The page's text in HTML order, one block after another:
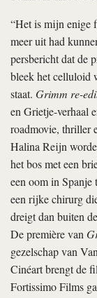
“Het is mijn enige
meer uit had
persbericht dat de
bleek het celluloid
staat. Grimm re-
en Grietje-verhaal
roadmovie, thriller
Halina Reijn
het bos met een
een oom in
een rijke chirurg
dreigt dan buiten
De première van
gezelschap van
Cinéart brengt de
Fortissimo Films